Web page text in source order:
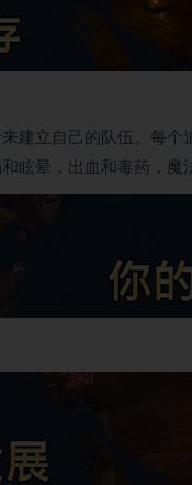
立自己的队伍。每个
眩晕，出血和毒药，